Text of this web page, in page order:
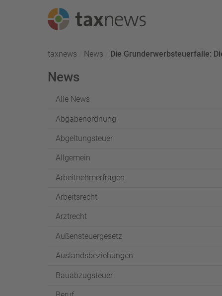
taxnews News Aktuell:
Die Grunderwerbsteuerfalle:
News
Alle News
Abgabenordnung
Abgeltungsteuer
Allgemein
Arbeitnehmerfragen
Arbeitsrecht
Arztrecht
Außensteuergesetz
Auslandsbeziehungen
Bauabzugsteuer